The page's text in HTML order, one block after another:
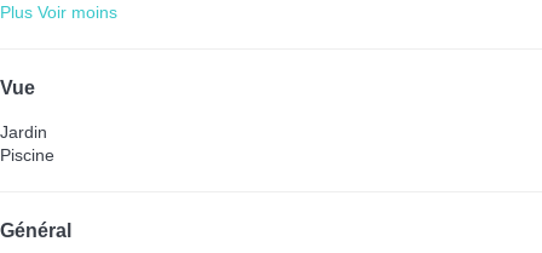
Plus Voir moins
Vue
Jardin
Piscine
Général